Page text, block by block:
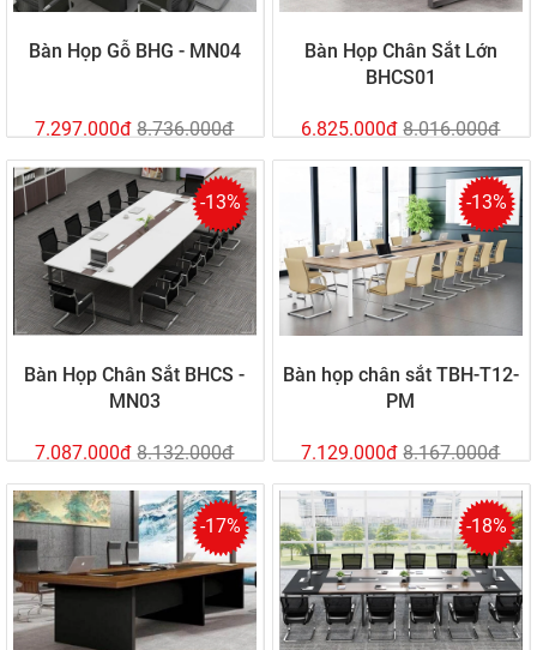
Bàn Họp Gỗ BHG - MN04
7.297.000đ 8.736.000đ
Bàn Họp Chân Sắt Lớn
BHCS01
6.825.000đ 8.016.000đ
-13%
Bàn Họp Chân Sắt BHCS -
MN03
7.087.000đ 8.132.000đ
-13%
Bàn họp chân sắt TBH-T12-
PM
7.129.000đ 8.167.000đ
-17% -18%